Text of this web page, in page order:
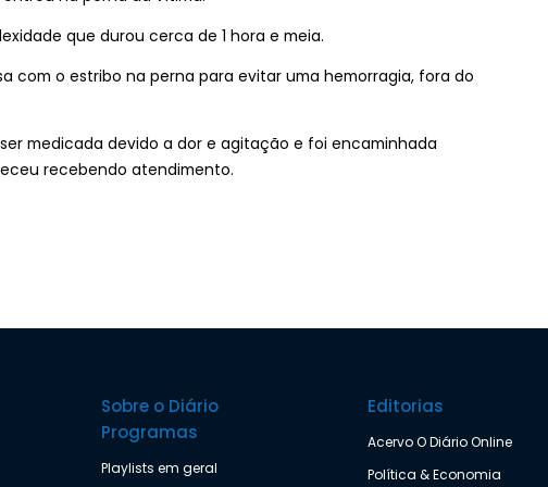
que durou cerca de 1 hora e meia.
com o estribo na perna para evitar uma hemorragia, fora do
medicada devido a dor e agitação e foi encaminhada
recebendo atendimento.
Sobre o Diário
Programas
Playlists em geral
Editorias
Acervo O Diário Online
Política & Economia